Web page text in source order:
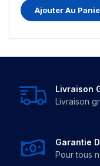
Ajouter Au
Livraison
Livraison
Garantie
Pour tous